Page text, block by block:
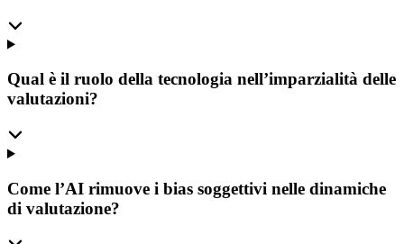
Qual è il ruolo della tecnologia nell’imparzialità delle
valutazioni?
Come l’AI rimuove i bias soggettivi nelle dinamiche
di valutazione?